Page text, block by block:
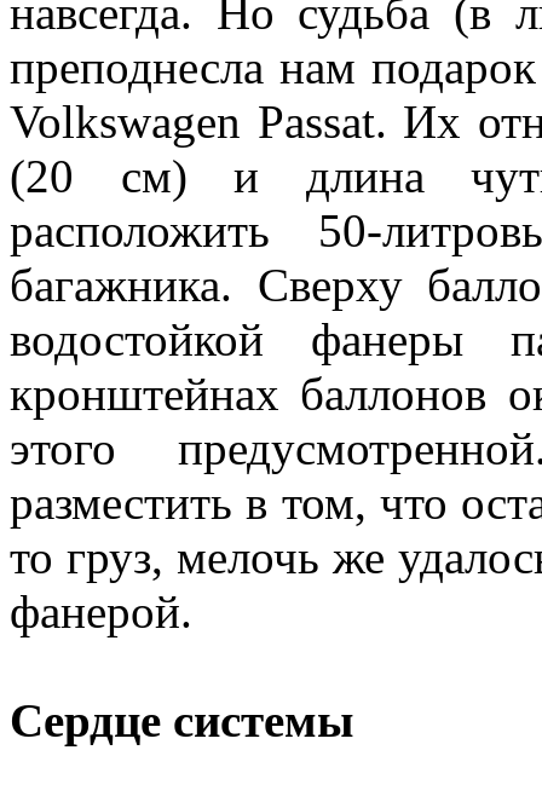
навсегда. Но судьба (в
преподнесла нам
Volkswagen Passat. Их
(20 см) и длина
расположить 50-
багажника. Сверху
водостойкой фанеры
кронштейнах баллонов
этого
разместить в том, что
то груз, мелочь же
фанерой.
Сердце системы